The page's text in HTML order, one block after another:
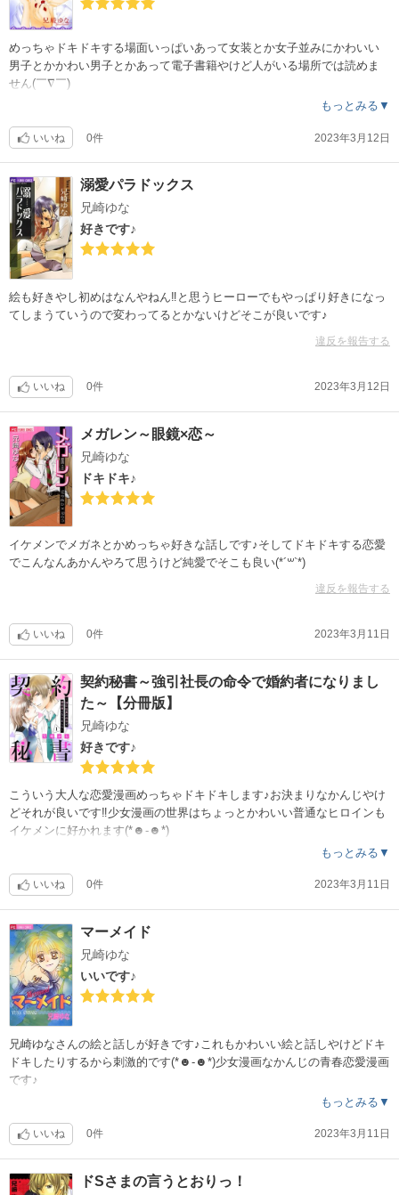
めっちゃドキドキする場面いっぱいあって女装とか女子並みにかわいい
男子とかかわい男子とかあって電子書籍やけど人がいる場所では読めま
せん(￣∇￣)
もっとみる▼
いいね 0件 2023年3月12日
溺愛パラドックス
兄崎ゆな
好きです♪
絵も好きやし初めはなんやねん‼︎と思うヒーローでもやっぱり好きになっ
てしまうていうので変わってるとかないけどそこが良いです♪
違反を報告する
いいね 0件 2023年3月12日
メガレン～眼鏡×恋～
兄崎ゆな
ドキドキ♪
イケメンでメガネとかめっちゃ好きな話しです♪そしてドキドキする恋愛
でこんなんあかんやろて思うけど純愛でそこも良い(*´꒳`*)
違反を報告する
いいね 0件 2023年3月11日
契約秘書～強引社長の命令で婚約者になりまし
た～【分冊版】
兄崎ゆな
好きです♪
こういう大人な恋愛漫画めっちゃドキドキします♪お決まりなかんじやけ
どそれが良いです‼︎少女漫画の世界はちょっとかわいい普通なヒロインも
イケメンに好かれます(*☻-☻*)
もっとみる▼
いいね 0件 2023年3月11日
マーメイド
兄崎ゆな
いいです♪
兄崎ゆなさんの絵と話しが好きです♪これもかわいい絵と話しやけどドキ
ドキしたりするから刺激的です(*☻-☻*)少女漫画なかんじの青春恋愛漫画
です♪
もっとみる▼
いいね 0件 2023年3月11日
ドSさまの言うとおりっ！